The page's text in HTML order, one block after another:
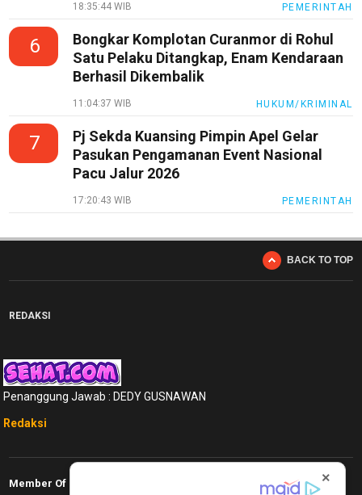
18:35:44 WIB PEMERINTAH
6
Bongkar Komplotan Curanmor di Rohul
Satu Pelaku Ditangkap, Enam Kendaraan
Berhasil Dikembalik
11:04:37 WIB HUKUM/KRIMINAL
7
Pj Sekda Kuansing Pimpin Apel Gelar
Pasukan Pengamanan Event Nasional
Pacu Jalur 2026
17:20:43 WIB PEMERINTAH
BACK TO TOP
REDAKSI
Penanggung Jawab : DEDY GUSNAWAN
Redaksi
Member Of
Recipes
KuansingTerkini
Bisnis
Info
Nusapos
Karir
pendidikan
Kode
Internal
KEJ
×